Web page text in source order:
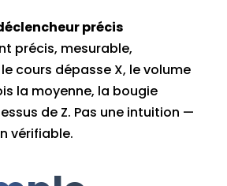
précis
précis, mesurable,
cours dépasse X, le volume
la moyenne, la bougie
de Z. Pas une intuition —
vérifiable.